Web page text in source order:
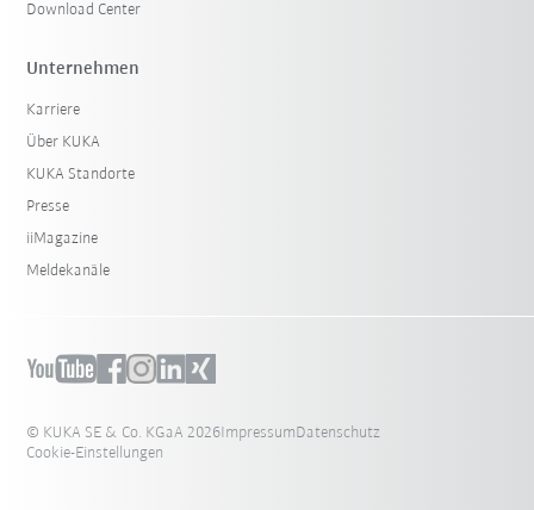
Download Center
Unternehmen
Karriere
Über KUKA
KUKA Standorte
Presse
iiMagazine
Meldekanäle
© KUKA SE & Co. KGaA 2026ImpressumDatenschutz
Cookie-Einstellungen